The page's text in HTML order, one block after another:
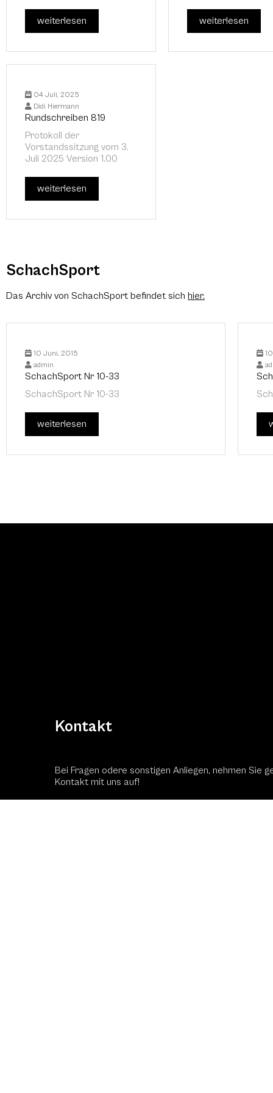
weiterlesen weiterlesen
04 Juli, 2025
Didi Hiermann
Rundschreiben 819
Protokoll der
Vorstandssitzung vom 3.
Juli 2025 Version 1.00
weiterlesen
SchachSport
Das Archiv von SchachSport befindet sich hier.
10 Juni, 2015
admin
SchachSport Nr 10-33
SchachSport Nr 10-33
weiterlesen
Kontakt
Bei Fragen odere sonstigen Anliegen, nehmen Sie
Kontakt mit uns auf!